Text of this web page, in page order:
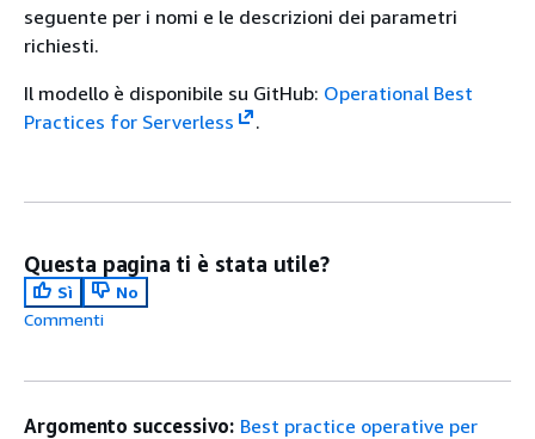
seguente per i nomi e le descrizioni dei parametri
richiesti.
Il modello è disponibile su GitHub: Operational Best
Practices for Serverless
.
Questa pagina ti è stata utile?
Sì
No
Commenti
Argomento successivo: Best practice operative per